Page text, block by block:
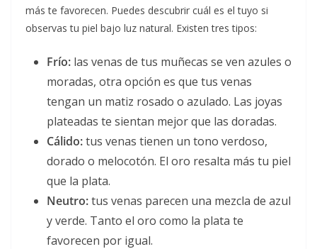
más te favorecen. Puedes descubrir cuál es el tuyo si
observas tu piel bajo luz natural. Existen tres tipos:
Frío: las venas de tus muñecas se ven azules o
moradas, otra opción es que tus venas
tengan un matiz rosado o azulado. Las joyas
plateadas te sientan mejor que las doradas.
Cálido:tus venas tienen un tono verdoso,
dorado o melocotón. El oro resalta más tu piel
que la plata.
Neutro:tus venas parecen una mezcla de azul
y verde. Tanto el oro como la plata te
favorecen por igual.